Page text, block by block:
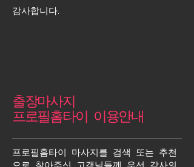
​감사합니다.
출장마사지
프로필홈타이 이용안내
프로필홈타이 마사지를 검색 또는 추천